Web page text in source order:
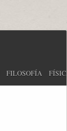
FILOSOFÍA